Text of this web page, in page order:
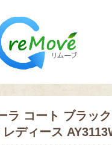
ラ コート ブラッ
ディース